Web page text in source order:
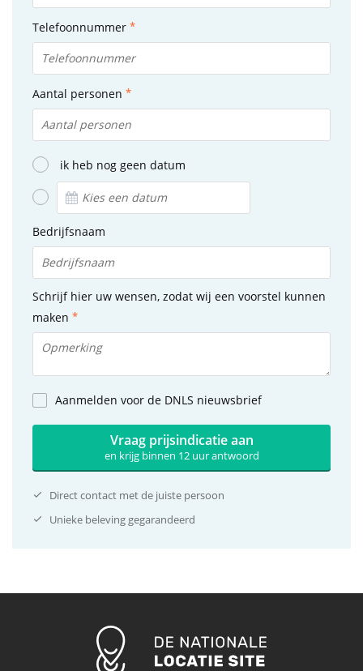
Telefoonnummer
Aantal personen
ik heb nog geen datum
Bedrijfsnaam
Schrijf hier uw wensen, zodat wij een voorstel kunnen
maken
Aanmelden voor de DNLS nieuwsbrief
Vraag prijsindicatie aan
en krijg binnen 12 uur antwoord
Direct contact met de juiste persoon
Unieke beleving gegarandeerd